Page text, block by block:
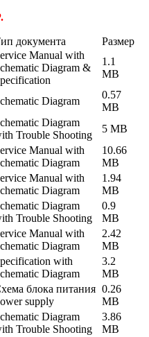
документа Размер
Manual with
Diagram &
1.1
MB
Diagram
0.57
MB
Diagram
Trouble Shooting
5 MB
Manual with
Diagram
10.66
MB
Manual with
Diagram
1.94
MB
Diagram
Trouble Shooting
0.9
MB
Manual with
Diagram
2.42
MB
with
Diagram
3.2
MB
блока питания
supply
0.26
MB
Diagram
Trouble Shooting
3.86
MB